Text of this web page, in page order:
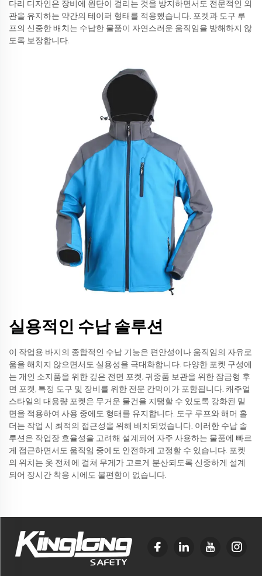
다리 디자인은 장비에 원단이 걸리는 것을 방지하면서도 전문적인 외
관을 유지하는 약간의 테이퍼 형태를 적용했습니다. 포켓과 도구 루
프의 신중한 배치는 수납한 물품이 자연스러운 움직임을 방해하지 않
도록 보장합니다.
실용적인 수납 솔루션
이 작업용 바지의 종합적인 수납 기능은 편안성이나 움직임의 자유로
움을 해치지 않으면서도 실용성을 극대화합니다. 다양한 포켓 구성에
는 개인 소지품을 위한 깊은 전면 포켓, 귀중품 보관을 위한 잠금형 후
면 포켓, 특정 도구 및 장비를 위한 전문 칸막이가 포함됩니다. 캐주얼
스타일의 대용량 포켓은 무거운 물건을 지탱할 수 있도록 강화된 밑
면을 적용하여 사용 중에도 형태를 유지합니다. 도구 루프와 해머 홀
더는 작업 시 최적의 접근성을 위해 배치되었습니다. 이러한 수납 솔
루션은 작업장 효율성을 고려해 설계되어 자주 사용하는 물품에 빠르
게 접근하면서도 움직임 중에도 안전하게 고정할 수 있습니다. 포켓
의 위치는 옷 전체에 걸쳐 무게가 고르게 분산되도록 신중하게 설계
되어 장시간 착용 시에도 불편함이 없습니다.